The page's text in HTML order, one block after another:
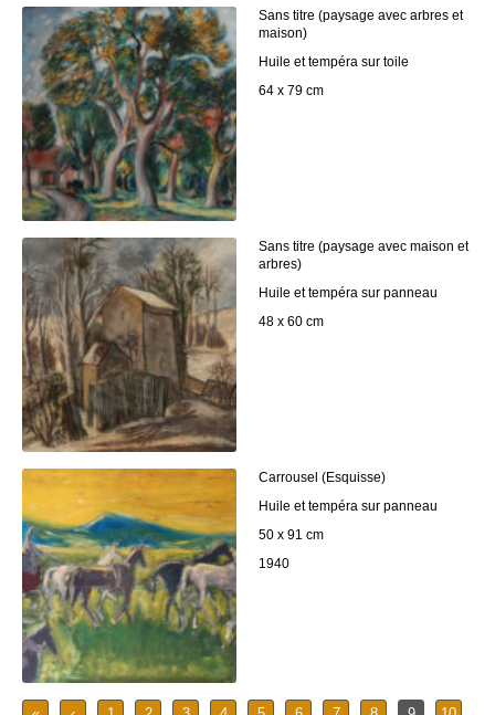
Sans titre (paysage avec arbres et
maison)
Huile et tempéra sur toile
64 x 79 cm
Sans titre (paysage avec maison et
arbres)
Huile et tempéra sur panneau
48 x 60 cm
Carrousel (Esquisse)
Huile et tempéra sur panneau
50 x 91 cm
1940